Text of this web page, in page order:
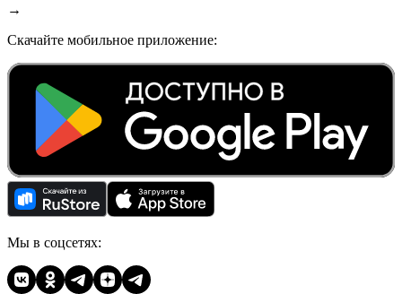
→
Скачайте мобильное приложение:
Мы в соцсетях: